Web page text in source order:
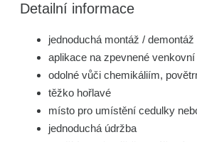
Detailní informace
jednoduchá montáž / demontáž
aplikace na zpevnené
odolné vůči chemikáliím,
těžko hořlavé
místo pro umístění cedulky
jednoduchá údržba